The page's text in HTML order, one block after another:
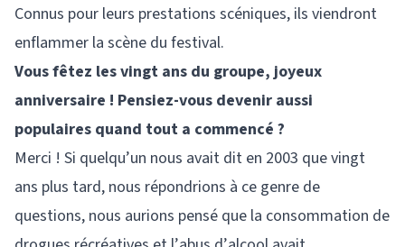
Connus pour leurs prestations scéniques, ils viendront
enflammer la scène du festival.
Vous fêtez les vingt ans du groupe, joyeux
anniversaire ! Pensiez-vous devenir aussi
populaires quand tout a commencé ?
Merci ! Si quelqu’un nous avait dit en 2003 que vingt
ans plus tard, nous répondrions à ce genre de
questions, nous aurions pensé que la consommation de